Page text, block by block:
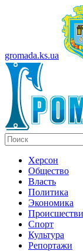
gromada.ks.ua
Херсон
Общество
Власть
Политика
Экономика
Спорт
Культура
Репортажи